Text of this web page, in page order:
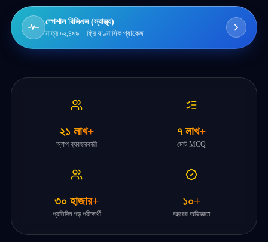
স্পেশাল বিসিএস (স্বাস্থ্য)
মাত্র ৳২,৪৯৯ + ফ্রি ষাণ্মাসিক প্যাকেজ
২১ লাখ+
অ্যাপ ব্যবহারকারী
৭ লাখ+
মোট MCQ
৩০ হাজার+
প্রতিদিন গড় পরীক্ষার্থী
১০+
বছরের অভিজ্ঞতা